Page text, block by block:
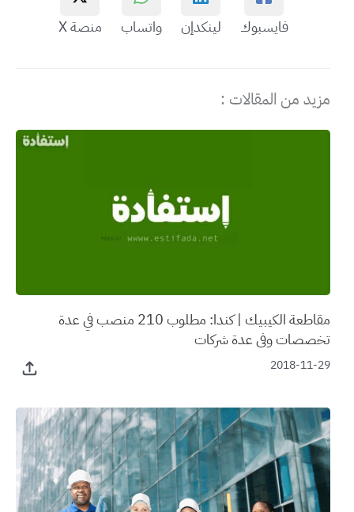
فايسبوك لينكدإن واتساب منصة X
مزيد من المقالات :
مقاطعة الكيبيك | كندا: مطلوب 210 منصب في عدة
تخصصات وفي عدة شركات
2018-11-29